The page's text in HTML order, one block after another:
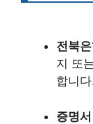
전북
지 또
합니
증명